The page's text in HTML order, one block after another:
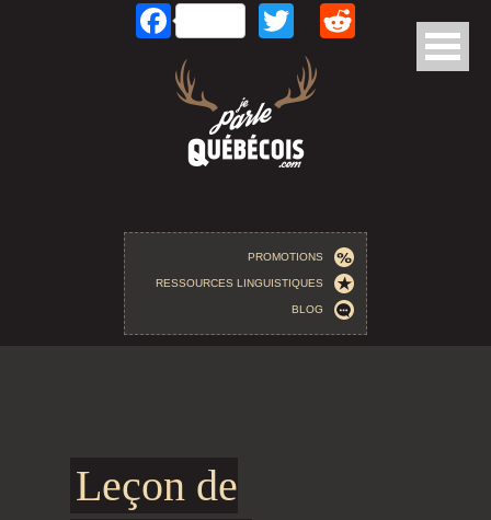
Aller au contenu principalFacebookTwitterReddit
PROMOTIONS
RESSOURCES LINGUISTIQUES
BLOG
Leçon de